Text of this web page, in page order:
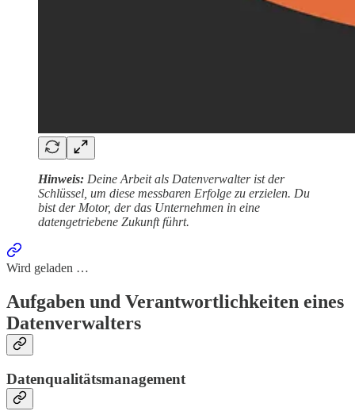
Hinweis: Deine Arbeit als Datenverwalter ist der
Schlüssel, um diese messbaren Erfolge zu erzielen. Du
bist der Motor, der das Unternehmen in eine
datengetriebene Zukunft führt.
Wird geladen …
Aufgaben und Verantwortlichkeiten eines
Datenverwalters
Datenqualitätsmanagement